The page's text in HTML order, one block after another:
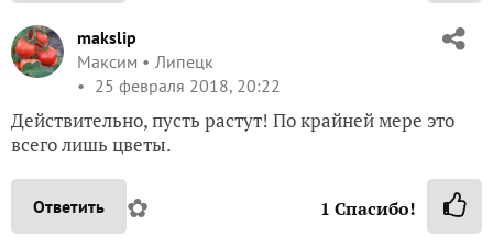
makslip
Максим
Липецк
25 февраля 2018, 20:22
Действительно, пусть растут! По крайней мере это
всего лишь цветы.
Ответить ✿ 1 Спасибо!